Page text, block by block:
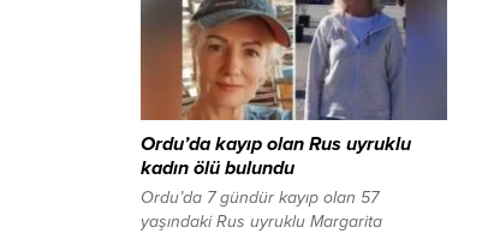
Ordu’da kayıp olan Rus uyruklu
kadın ölü bulundu
Ordu’da 7 gündür kayıp olan 57
yaşındaki Rus uyruklu Margarita